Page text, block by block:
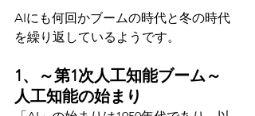
AIにも何回かブームの時代と冬の時代
を繰り返しているようです。
1、～第1次人工知能ブーム～
人工知能の始まり